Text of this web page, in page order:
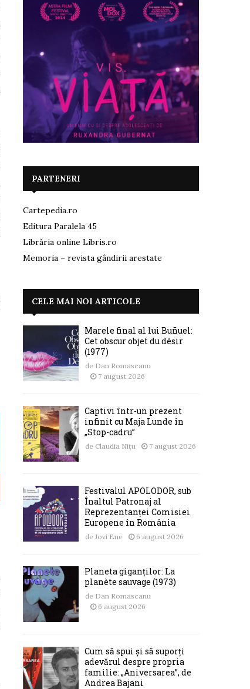
PARTENERI
Cartepedia.ro
Editura Paralela 45
Librăria online Libris.ro
Memoria – revista gândirii arestate
CELE MAI NOI ARTICOLE
Marele final al lui Buñuel:
Cet obscur objet du désir
(1977)
de Dan Romascanu
7 august 2026
Captivi într-un prezent
infinit cu Maja Lunde în
„Stop-cadru”
de Claudia Nițu 7 august 2026
Festivalul APOLODOR, sub
Înaltul Patronaj al
Reprezentanței Comisiei
Europene în România
de Jovi Ene 6 august 2026
Planeta giganților: La
planète sauvage (1973)
de Dan Romascanu
6 august 2026
Cum să spui și să suporți
adevărul despre propria
familie: „Aniversarea”, de
Andrea Bajani